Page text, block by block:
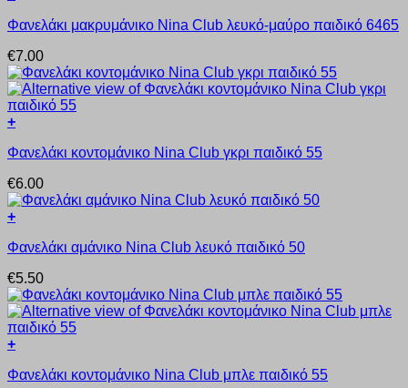
το
έχει
πολλαπλές
παραλλαγές.
Οι
επιλογές
να
στη
σελίδα
του
προϊόντος
Φανελάκι μακρυμάνικο Nina Club λευκό-μαύρο παιδικό 6465
€7.00
+
το
έχει
πολλαπλές
παραλλαγές.
επιλογές
να
επιλεγούν
στη
σελίδα
του
προϊόντος
Φανελάκι κοντομάνικο Nina Club γκρι παιδικό 55
€6.00
+
το
έχει
πολλαπλές
παραλλαγές.
Οι
επιλογές
να
Φανελάκι αμάνικο Nina Club λευκό παιδικό 50
€5.50
+
το
Φανελάκι κοντομάνικο Nina Club μπλε παιδικό 55